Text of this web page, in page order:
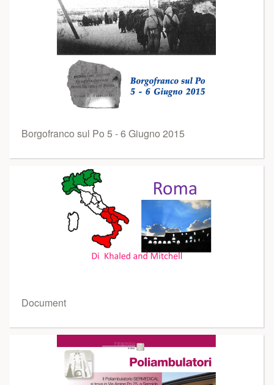
Borgofranco sul Po 5 - 6 Giugno 2015
Document